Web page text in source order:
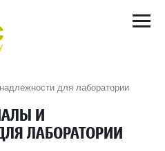
для лаборатории
И
ЛАБОРАТОРИИ